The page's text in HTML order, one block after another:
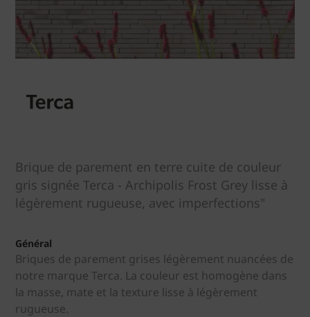
Brique de parement en terre cuite de couleur
gris signée Terca - Archipolis Frost Grey lisse à
légèrement rugueuse, avec imperfections"
Général
Briques de parement grises légèrement nuancées de
notre marque Terca. La couleur est homogène dans
la masse, mate et la texture lisse à légèrement
rugueuse.